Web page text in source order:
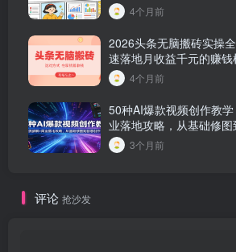
4个月前
2026头条无脑搬砖实操
速落地月收益千元的赚钱
4个月前
50种AI爆款视频创作教
业落地攻略，从基础修
3个月前
评论 抢沙发